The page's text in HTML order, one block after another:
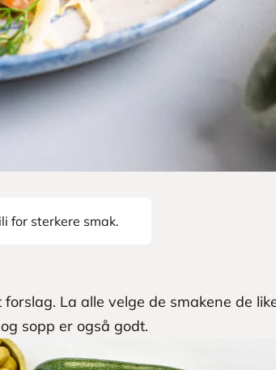
for sterkere smak.
La alle velge de smakene de
sopp er også godt.